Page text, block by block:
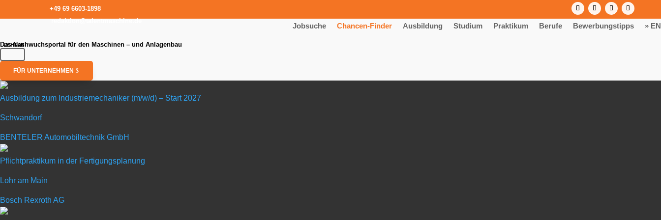
+49 69 6603-1898
redaktion@talentmaschine.de
Jobsuche Chancen-Finder Ausbildung Studium Praktikum Berufe Bewerbungstipps » EN
Das Nachwuchsportal für den Maschinen – und Anlagenbau
FÜR UNTERNEHMEN
Ausbildung zum Industriemechaniker (m/w/d) – Start 2027
Schwandorf
BENTELER Automobiltechnik GmbH
Pflichtpraktikum in der Fertigungsplanung
Lohr am Main
Bosch Rexroth AG
Ausbildung zum Industriemechaniker (m/w/d) – Start 2027
BENTELER Automobiltechnik GmbH